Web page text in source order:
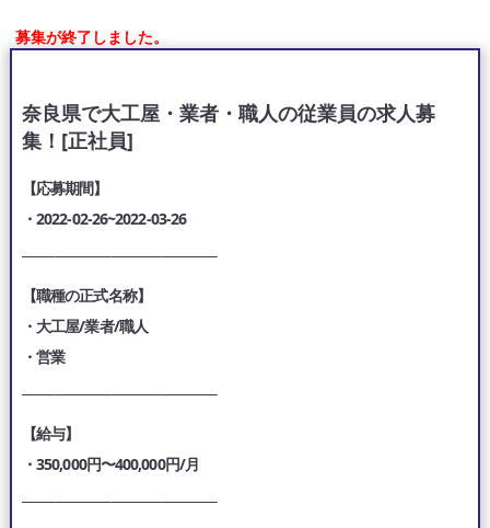
募集が終了しました。
奈良県で大工屋・業者・職人の従業員の求人募
集！[正社員]
【応募期間】
・2022-02-26~2022-03-26
【職種の正式名称】
・大工屋/業者/職人
・営業
【給与】
・350,000円〜400,000円/月